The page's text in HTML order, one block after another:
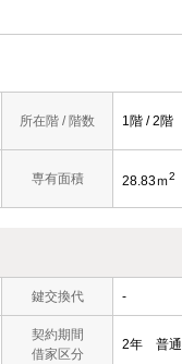
所在階 / 階数 1階 / 2階
専有面積 28.83ｍ2
鍵交換代 -
契約期間
借家区分
2年 普通